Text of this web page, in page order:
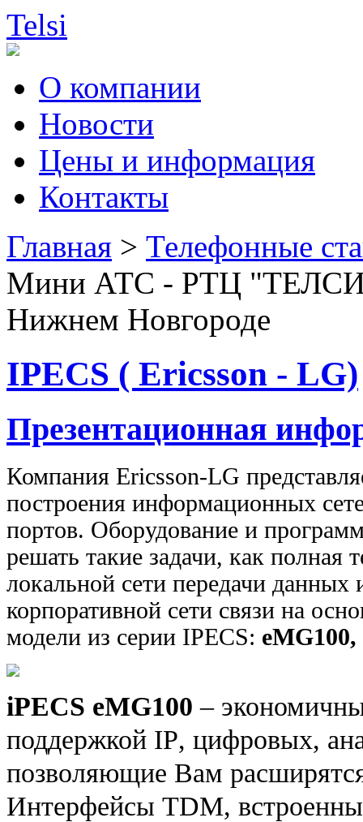
Telsi
О компании
Новости
Цены и информация
Контакты
Главная > Телефонные
Мини АТС - РТЦ
Нижнем Новгороде
IPECS ( Ericsson - LG)
Презентационная
Компания Ericsson-LG
построения информационных
портов. Оборудование и
решать такие задачи, как полная
локальной сети передачи данных
корпоративной сети связи на
модели из серии IPECS:
iPECS eMG100 –
поддержкой IP, цифровых,
позволяющие Вам
Интерфе­йсы TDM,